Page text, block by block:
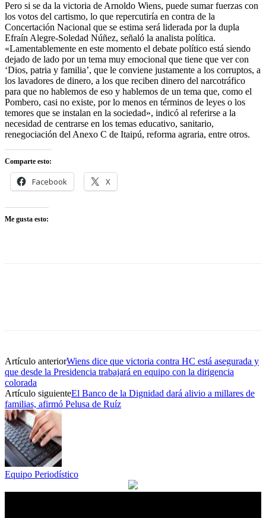
Pero si se da la victoria de Arnoldo Wiens, puede sumar fuerzas con
los votos del cartismo, lo que repercutiría en contra de la
Concertación Nacional que se estima será liderada por la dupla
Efraín Alegre-Soledad Núñez, señaló la analista política.
«Lamentablemente en este momento el debate político está siendo
dejado de lado por un tema muy emocional que tiene que ver con
‘Dios, patria y familia’, que le conviene justamente a los corruptos, a
los lavadores de dinero, a los que reciben dinero del narcotráfico
para que no hablemos de eso y hablemos de un tema que, como el
Pombero, casi no existe, por lo menos en términos de leyes o los
temores que se instalan en la sociedad», indicó al referirse a la
necesidad de centrarse en los temas educativo, sanitario,
renegociación del Anexo C de Itaipú, reforma agraria, entre otros.
Comparte esto:
Facebook X
Me gusta esto:
Artículo anteriorWiens dice que victoria contra HC está asegurada y
que desde la Presidencia trabajará en equipo con la dirigencia
colorada
Artículo siguienteEl Banco de la Dignidad dará alivio a millares de
familias, afirmó Pelusa de Ruíz
Equipo Periodístico